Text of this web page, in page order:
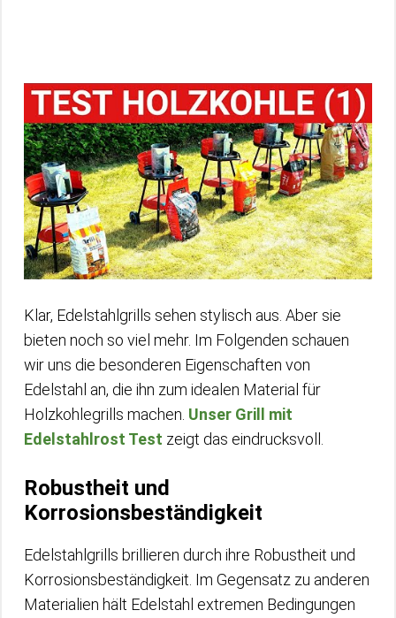
Klar, Edelstahlgrills sehen stylisch aus. Aber sie
bieten noch so viel mehr. Im Folgenden schauen
wir uns die besonderen Eigenschaften von
Edelstahl an, die ihn zum idealen Material für
Holzkohlegrills machen. Unser Grill mit
Edelstahlrost Test zeigt das eindrucksvoll.
Robustheit und
Korrosionsbeständigkeit
Edelstahlgrills brillieren durch ihre Robustheit und
Korrosionsbeständigkeit. Im Gegensatz zu anderen
Materialien hält Edelstahl extremen Bedingungen